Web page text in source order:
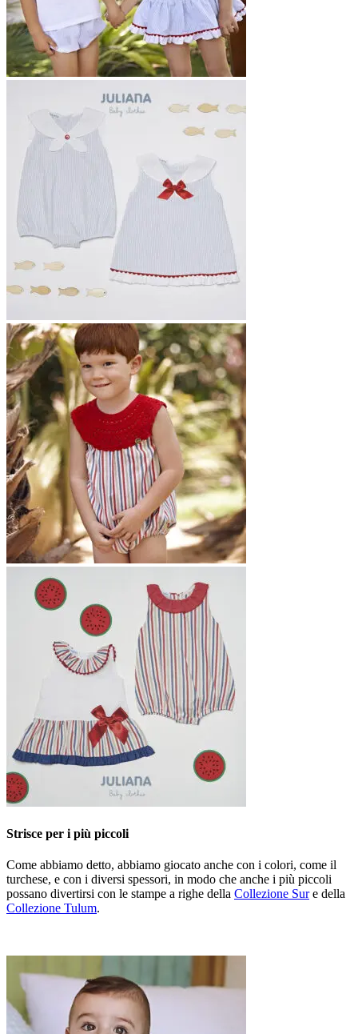
Strisce per i più piccoli
Come abbiamo detto, abbiamo giocato anche con i colori, come il
turchese, e con i diversi spessori, in modo che anche i più piccoli
possano divertirsi con le stampe a righe della Collezione Sure della
Collezione Tulum.